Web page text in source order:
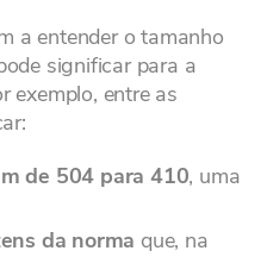
a entender o tamanho
significar para a
exemplo, entre as
de 504 para 410, uma
da norma que, na